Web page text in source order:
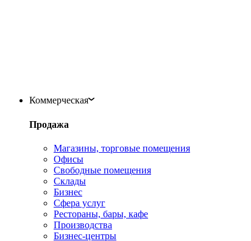
Коммерческая
Продажа
Магазины, торговые помещения
Офисы
Свободные помещения
Склады
Бизнес
Сфера услуг
Рестораны, бары, кафе
Производства
Бизнес-центры